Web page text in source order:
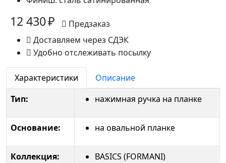
12 430 ₽
Предзаказ
Доставляем через СДЭК
Удобно отслеживать посылку
Характеристики
Описание
Тип:
нажимная ручка на планке
Основание: на овальной планке
Коллекция: BASICS (FORMANI)